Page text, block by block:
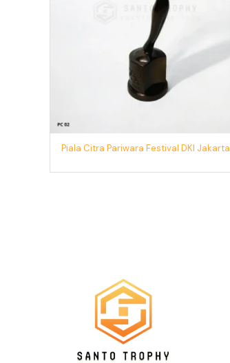
Piala Citra Pariwara Festival DKI Jakarta